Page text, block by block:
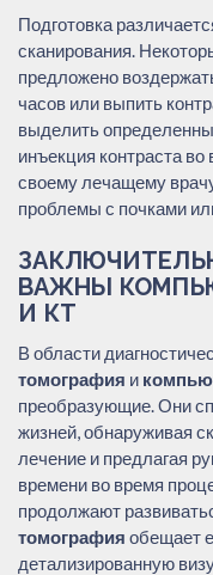
Подготовка
сканирования.
предложено
часов или выпить
выделить
инъекция контраста
своему лечащему
проблемы с почками
ВАЖНЫ
И КТ
В области
томография и
преобразующие. Они
жизней, обнаруживая
лечение и предлагая
времени во время
продолжают
томография обещает
детализированную